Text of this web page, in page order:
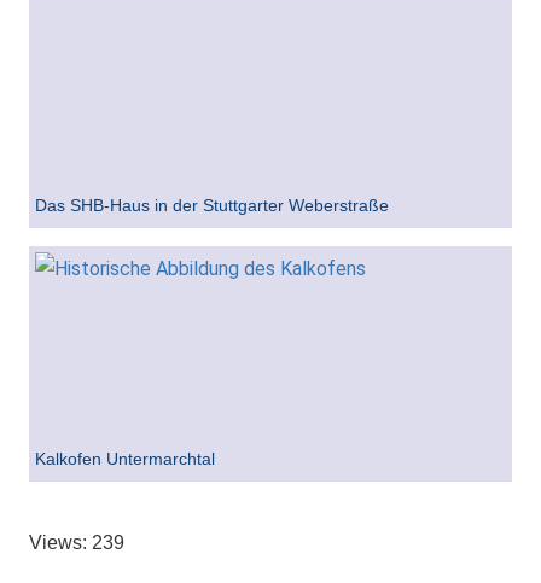
Das SHB-Haus in der Stuttgarter Weberstraße
Kalkofen Untermarchtal
Views: 239